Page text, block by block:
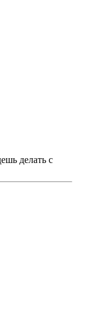
делать с